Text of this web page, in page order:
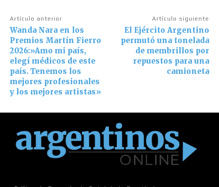
Artículo anterior
Wanda Nara en los
Premios Martín Fierro
2026:»Amo mi país,
elegí médicos de este
país. Tenemos los
mejores profesionales
y los mejores artistas»
Artículo siguiente
El Ejército Argentino
permutó una tonelada
de membrillos por
repuestos para una
camioneta